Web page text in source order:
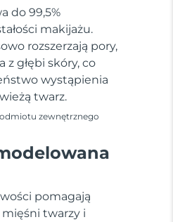
do 99,5%
makijażu.
rozszerzają pory,
z głębi skóry, co
wystąpienia
twarz.
zewnętrznego
pomagają
twarzy i